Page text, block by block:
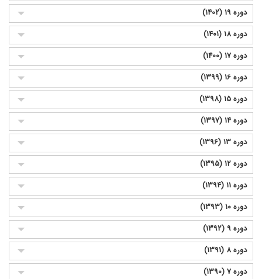
دوره 19 (1402)
دوره 18 (1401)
دوره 17 (1400)
دوره 16 (1399)
دوره 15 (1398)
دوره 14 (1397)
دوره 13 (1396)
دوره 12 (1395)
دوره 11 (1394)
دوره 10 (1393)
دوره 9 (1392)
دوره 8 (1391)
دوره 7 (1390)